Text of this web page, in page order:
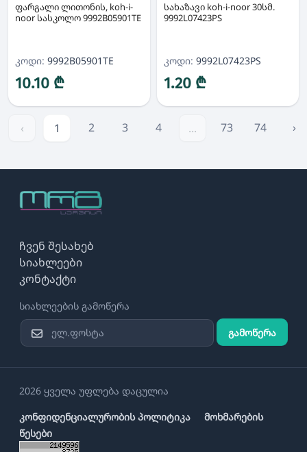
ფარგალი ლითონის, koh-i-
noor სასკოლო 9992B05901TE
კოდი: 9992B05901TE
10.10 ₾
სახაზავი koh-i-noor 30სმ.
9992L07423PS
კოდი: 9992L07423PS
1.20 ₾
‹ 1 2 3 4 ... 73 74 ›
ჩვენ შესახებ
სიახლეები
კონტაქტი
სიახლეების გამოწერა
გამოწერა
2026 ყველა უფლება დაცულია
კონფიდენციალურობის პოლიტიკა
მოხმარების
წესები